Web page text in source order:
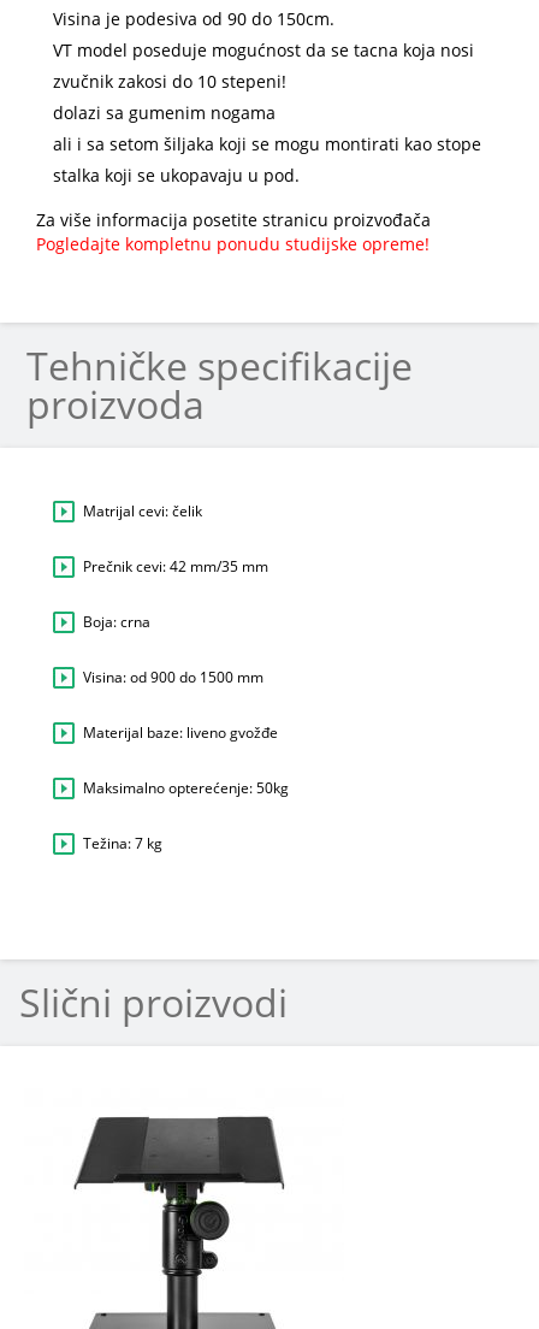
Visina je podesiva od 90 do 150cm.
VT model poseduje mogućnost da se tacna koja nosi
zvučnik zakosi do 10 stepeni!
dolazi sa gumenim nogama
ali i sa setom šiljaka koji se mogu montirati kao stope
stalka koji se ukopavaju u pod.
Za više informacija posetite stranicu proizvođača
Pogledajte kompletnu ponudu studijske opreme!
Tehničke specifikacije
proizvoda
Matrijal cevi: čelik
Prečnik cevi: 42 mm/35 mm
Boja: crna
Visina: od 900 do 1500 mm
Materijal baze: liveno gvožđe
Maksimalno opterećenje: 50kg
Težina: 7 kg
Slični proizvodi